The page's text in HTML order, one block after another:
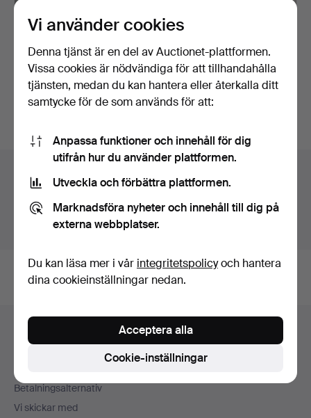
FOTOGRAFIER, parti, bl.a.
album, 1800/1900…
Klubbades 8 jun 2026
17 bud
159 USD
PORTFÖLJ, 17 blad med
fotografier från Gun…
Klubbades 16 apr 2026
1 bud
43 USD
Du söker i vårt arkiv över avslutade auktioner.
Visa pågående auktioner istället.
Sidfotsnavigation
Betalningsalternativ
Vi skickar med
Vi använder cookies
Denna tjänst är en del av Auctionet-plattformen.
Vissa cookies är nödvändiga för att tillhandahålla
tjänsten, medan du kan hantera eller återkalla ditt
samtycke för de som används för att:
Anpassa funktioner och innehåll för dig
utifrån hur du använder plattformen.
Utveckla och förbättra plattformen.
Marknadsföra nyheter och innehåll till dig på
externa webbplatser.
Du kan läsa mer i vår integritetspolicyoch hantera
dina cookieinställningar nedan.
Cookie-inställningar
Acceptera alla